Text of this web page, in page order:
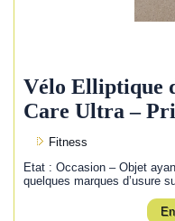
Vélo Elliptique
Care Ultra –
Fitness
Etat : Occasion – Objet
quelques marques d’usure